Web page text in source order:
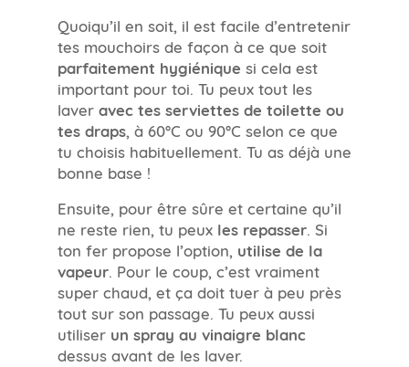
Quoiqu’il en soit, il est facile d’entretenir
tes mouchoirs de façon à ce que soit
parfaitement hygiénique si cela est
important pour toi. Tu peux tout les
laver avec tes serviettes de toilette ou
tes draps, à 60°C ou 90°C selon ce que
tu choisis habituellement. Tu as déjà une
bonne base !
Ensuite, pour être sûre et certaine qu’il
ne reste rien, tu peux les repasser. Si
ton fer propose l’option, utilise de la
vapeur. Pour le coup, c’est vraiment
super chaud, et ça doit tuer à peu près
tout sur son passage. Tu peux aussi
utiliser un spray au vinaigre blanc
dessus avant de les laver.